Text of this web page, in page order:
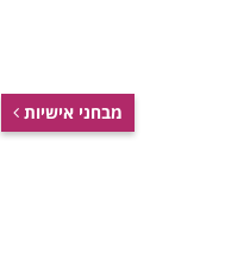
מבחני אישיות